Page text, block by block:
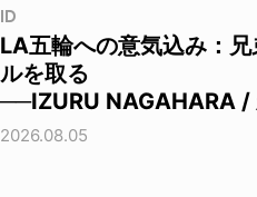
ID
LA五輪への意気込み：
ルを取る
──IZURU NAGAHARA /
2026.08.05